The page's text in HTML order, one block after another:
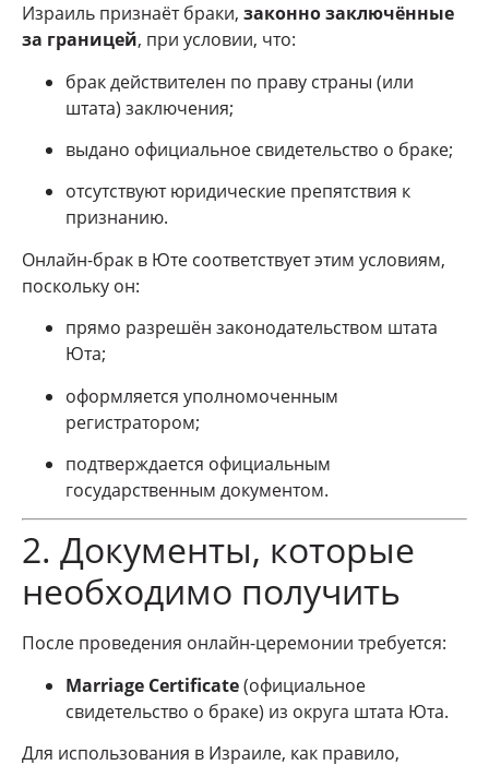
Израиль признаёт браки, законно заключённые
за границей, при условии, что:
брак действителен по праву страны (или
штата) заключения;
выдано официальное свидетельство о браке;
отсутствуют юридические препятствия к
признанию.
Онлайн-брак в Юте соответствует этим условиям,
поскольку он:
прямо разрешён законодательством штата
Юта;
оформляется уполномоченным
регистратором;
подтверждается официальным
государственным документом.
2. Документы, которые
необходимо получить
После проведения онлайн-церемонии требуется:
Marriage Certificate(официальное
свидетельство о браке) из округа штата Юта.
Для использования в Израиле, как правило,